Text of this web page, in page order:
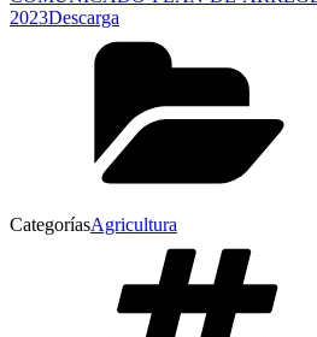
2023Descarga
CategoríasAgricultura